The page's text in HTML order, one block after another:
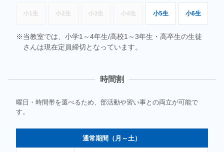
小1生 小2生 小3生 小4生 小5生 小6生
当教室では、小学1～4年生/高校1～3年生・高卒生の生徒
さんは現在定員締切となっています。
時間割
曜日・時間帯を選べるため、部活動や習い事との両立が可能で
す。
通常期間（月～土）